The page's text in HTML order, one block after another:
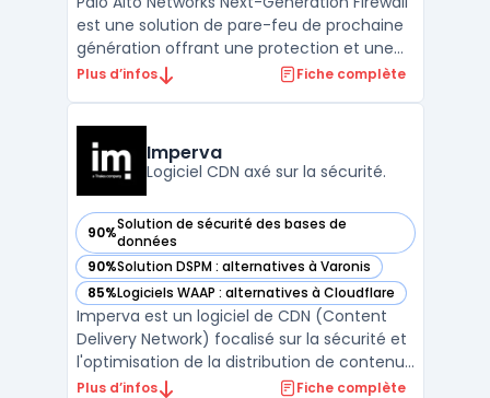
est une solution de pare-feu de prochaine
génération offrant une protection et une
visibilité complètes pour les entreprises de
de sécurité grâce à une combinaison de
préventio ...
Plus d’infos Fiche complète
Imperva
Logiciel CDN axé sur la sécurité.
90%Solution de sécurité des bases de
données
— voir Imperva dans cette catégorie
90%Solution DSPM : alternatives à Varonis
— voir Imperva dans cette catégorie
85%Logiciels WAAP : alternatives à Cloudflare
— voir Imperva dans cette catégorie
Imperva est un logiciel de CDN (Content
Delivery Network) focalisé sur la sécurité et
l'optimisation de la distribution de contenus
digitaux. Sa technologie avancée assure
Plus d’infos Fiche complète